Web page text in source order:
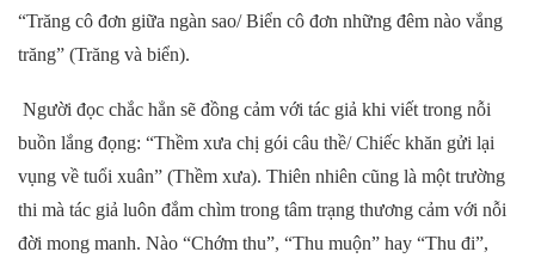
“Trăng cô đơn giữa ngàn sao/ Biển cô đơn những đêm nào vắng
trăng” (Trăng và biển).
Người đọc chắc hẳn sẽ đồng cảm với tác giả khi viết trong nỗi
buồn lắng đọng: “Thềm xưa chị gói câu thề/ Chiếc khăn gửi lại
vụng về tuổi xuân” (Thềm xưa). Thiên nhiên cũng là một trường
thi mà tác giả luôn đắm chìm trong tâm trạng thương cảm với nỗi
đời mong manh. Nào “Chớm thu”, “Thu muộn” hay “Thu đi”,